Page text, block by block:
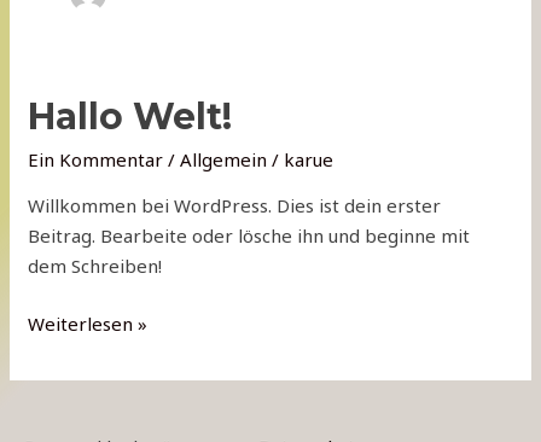
Hallo Welt!
Ein Kommentar /Allgemein / karue
Willkommen bei WordPress. Dies ist dein erster
Beitrag. Bearbeite oder lösche ihn und beginne mit
dem Schreiben!
Hallo
Welt!
Weiterlesen »